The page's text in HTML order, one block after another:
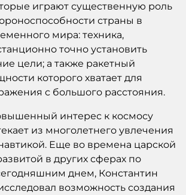
играют существенную роль
страны в
мира: техника,
точно установить
цели; а также ракетный
которого хватает для
с большого расстояния.
интерес к космосу
из многолетнего увлечения
Еще во времена царской
в других сферах по
днем, Константин
возможность создания